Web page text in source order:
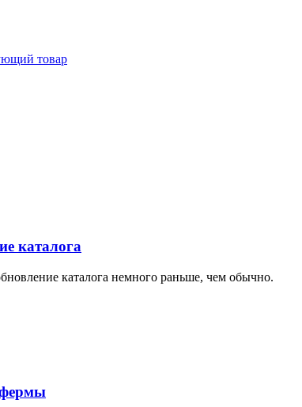
товар
каталога
каталога немного раньше, чем обычно.